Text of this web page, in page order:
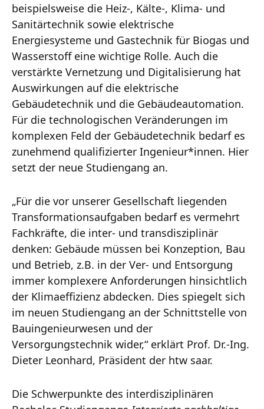
beispielsweise die Heiz-, Kälte-, Klima- und
Sanitärtechnik sowie elektrische
Energiesysteme und Gastechnik für Biogas und
Wasserstoff eine wichtige Rolle. Auch die
verstärkte Vernetzung und Digitalisierung hat
Auswirkungen auf die elektrische
Gebäudetechnik und die Gebäudeautomation.
Für die technologischen Veränderungen im
komplexen Feld der Gebäudetechnik bedarf es
zunehmend qualifizierter Ingenieur*innen. Hier
setzt der neue Studiengang an.
„Für die vor unserer Gesellschaft liegenden
Transformationsaufgaben bedarf es vermehrt
Fachkräfte, die inter- und transdisziplinär
denken: Gebäude müssen bei Konzeption, Bau
und Betrieb, z.B. in der Ver- und Entsorgung
immer komplexere Anforderungen hinsichtlich
der Klimaeffizienz abdecken. Dies spiegelt sich
im neuen Studiengang an der Schnittstelle von
Bauingenieurwesen und der
Versorgungstechnik wider,“ erklärt Prof. Dr.-Ing.
Dieter Leonhard, Präsident der htw saar.
Die Schwerpunkte des interdisziplinären